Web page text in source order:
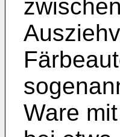
Ware